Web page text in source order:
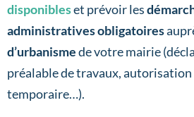
disponibleset prévoir les
administratives obligatoires
d’urbanismede votre mairie
préalable de travaux, autorisation
temporaire…).